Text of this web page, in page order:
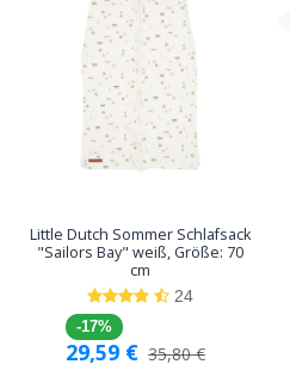
Little Dutch Sommer Schlafsack
"Sailors Bay" weiß, Größe: 70
cm
24
-17%
29,59 € 35,80€